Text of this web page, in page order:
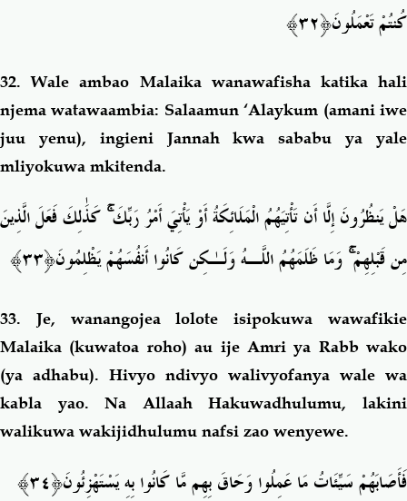
كُنتُمْ تَعْمَلُونَ﴿٣٢﴾
32. Wale ambao Malaika wanawafisha katika hali
njema watawaambia: Salaamun ‘Alaykum (amani iwe
juu yenu), ingieni Jannah kwa sababu ya yale
mliyokuwa mkitenda.
هَلْ يَنظُرُونَ إِلَّا أَن تَأْتِيَهُمُ الْمَلَائِكَةُ أَوْ يَأْتِيَ أَمْرُ رَبِّكَۚكَذَٰلِكَ فَعَلَ الَّذِينَ
مِن قَبْلِهِمْۚوَمَا ظَلَمَهُمُ اللَّـهُ وَلَـٰكِن كَانُوا أَنفُسَهُمْ يَظْلِمُونَ﴿٣٣﴾
33. Je, wanangojea lolote isipokuwa wawafikie
Malaika (kuwatoa roho) au ije Amri ya Rabb wako
(ya adhabu). Hivyo ndivyo walivyofanya wale wa
kabla yao. Na Allaah Hakuwadhulumu, lakini
walikuwa wakijidhulumu nafsi zao wenyewe.
فَأَصَابَهُمْ سَيِّئَاتُ مَا عَمِلُوا وَحَاقَ بِهِم مَّا كَانُوا بِهِ يَسْتَهْزِئُونَ﴿٣٤﴾